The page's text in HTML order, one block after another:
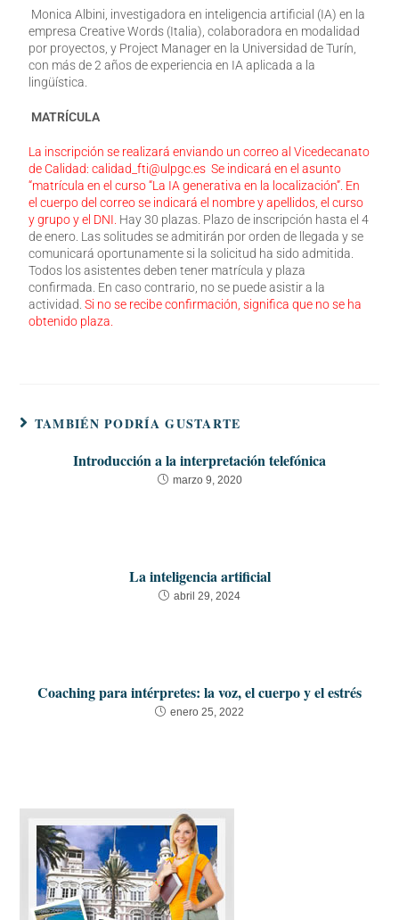
Monica Albini, investigadora en inteligencia artificial (IA) en la
empresa Creative Words (Italia), colaboradora en modalidad
por proyectos, y Project Manager en la Universidad de Turín,
con más de 2 años de experiencia en IA aplicada a la
lingüística.
MATRÍCULA
La inscripción se realizará enviando un correo al Vicedecanato
de Calidad: calidad_fti@ulpgc.es Se indicará en el asunto
“matrícula en el curso “La IA generativa en la localización”. En
el cuerpo del correo se indicará el nombre y apellidos, el curso
y grupo y el DNI. Hay 30 plazas. Plazo de inscripción hasta el 4
de enero. Las solitudes se admitirán por orden de llegada y se
comunicará oportunamente si la solicitud ha sido admitida.
Todos los asistentes deben tener matrícula y plaza
confirmada. En caso contrario, no se puede asistir a la
actividad.Si no se recibe confirmación, significa que no se ha
obtenido plaza.
TAMBIÉN PODRÍA GUSTARTE
Introducción a la interpretación telefónica
marzo 9, 2020
La inteligencia artificial
abril 29, 2024
Coaching para intérpretes: la voz, el cuerpo y el estrés
enero 25, 2022